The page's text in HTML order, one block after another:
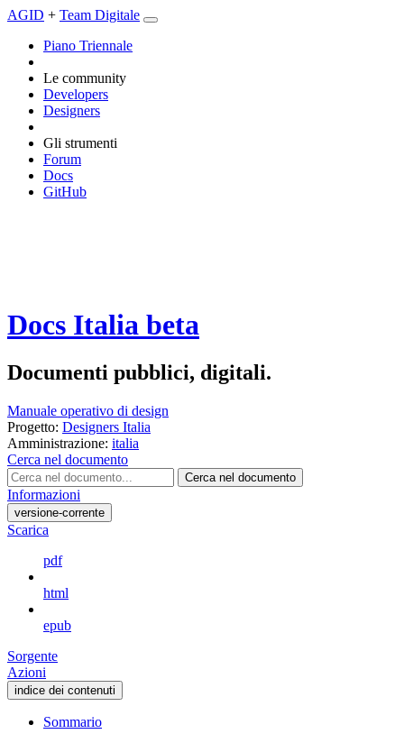
AGID + Team Digitale
Piano Triennale
Le community
Developers
Designers
Gli strumenti
Forum
Docs
GitHub
Docs Italia beta
Documenti pubblici, digitali.
Manuale operativo di design
Progetto: Designers Italia
Amministrazione: italia
Cerca nel documento
Cerca nel documento
Informazioni
versione-corrente
Scarica
pdf
html
epub
Sorgente
Azioni
indice dei contenuti
Sommario